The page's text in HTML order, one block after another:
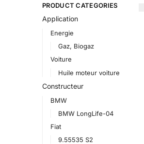
PRODUCT CATEGORIES
Application
Energie
Gaz, Biogaz
Voiture
Huile moteur voiture
Constructeur
BMW
BMW LongLife-04
Fiat
9.55535 S2